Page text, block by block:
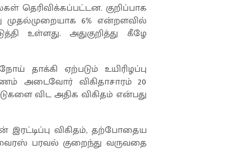
தெரிவிக்கப்பட்டன. குறிப்பாக
6% என்றளவில்
உள்ளது. அதுகுறித்து கீழே
ஏற்படும் உயிரிழப்பு
அடைவோர் விகிதாசாரம் 20
விட அதிக விகிதம் என்பது
விகிதம், தற்போதைய
பரவல் குறைந்து வருவதை